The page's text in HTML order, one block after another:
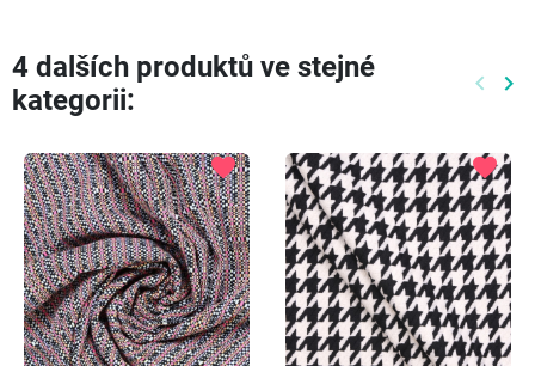
4 dalších produktů ve stejné
kategorii:
keyboard_arrow_left keyboard_arrow_right
favorite favorite